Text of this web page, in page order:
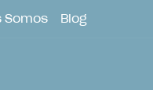
Somos Blog